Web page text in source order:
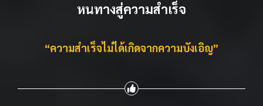
หนทางสู่ความสำเร็จ
“ความสำเร็จไม่ได้เกิดจากความบังเอิญ”